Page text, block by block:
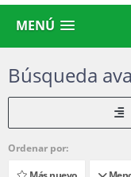
MENÚ
Búsqueda
Ordenar por: